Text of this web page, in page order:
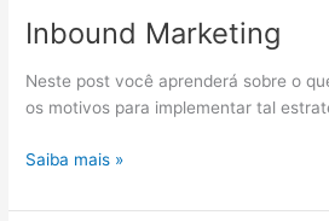
Inbound Marketing
Neste post você aprenderá sobre o
os motivos para implementar tal
Inbound
Saiba mais »